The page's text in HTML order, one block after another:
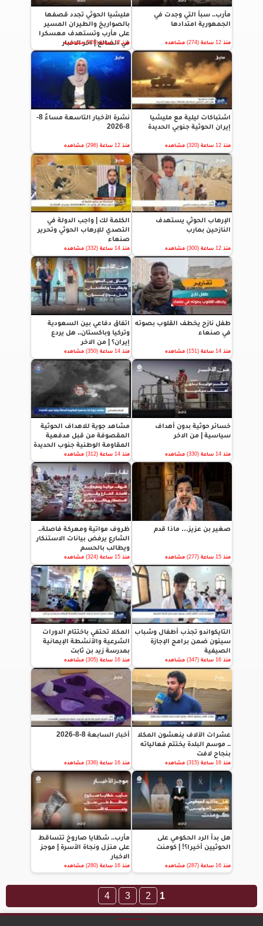
مأرب.. سبأ التي وجدت في
الجمهورية امتدادها
منذ 12 ساعة (274) مشاهده
مليشيا الحوثي تجدد قصفها
بالصواريخ والطيران المسير
على مأرب وتستهدف معسكرا
في الضالع | اخر الاخبار
منذ 12 ساعة (320) مشاهده
اشتباكات ليلية مع مليشيا
إيران الحوثية جنوبي الحديدة
منذ 12 ساعة (320) مشاهده
نشرة الأخبار التاسعة مساءً 8-
8-2026
منذ 12 ساعة (296) مشاهده
الإرهاب الحوثي يستهدف
النازحين بمارب
منذ 12 ساعة (300) مشاهده
الكلمة لك | واجب الدولة في
التصدي للإرهاب الحوثي وتحرير
صنعاء
منذ 14 ساعة (332) مشاهده
طفل نازح يخطف القلوب بصوته
في صنعاء
منذ 14 ساعة (151) مشاهده
اتفاق دفاعي بين السعودية
وتركيا وباكستان.. هل يردع
إيران؟ | من الاخر
منذ 14 ساعة (350) مشاهده
خسائر حوثية بدون أهداف
سياسية | من الاخر
منذ 14 ساعة (330) مشاهده
مشاهد جوية للاهداف الحوثية
المقصوفة من قبل مدفعية
المقاومة الوطنية جنوب الحديدة
منذ 14 ساعة (312) مشاهده
صغير بن عزيز… ماذا قدم
منذ 15 ساعة (277) مشاهده
ظروف مواتية ومعركة فاصلة..
الشارع يرفض بيانات الاستنكار
ويطالب بالحسم
منذ 15 ساعة (324) مشاهده
التايكواندو تجذب أطفال وشباب
سيئون ضمن برامج الإجازة
الصيفية
منذ 16 ساعة (347) مشاهده
المكلا تحتفي باختتام الدورات
الشرعية والأنشطة الإيمانية
بمدرسة زيد بن ثابت
منذ 16 ساعة (305) مشاهده
عشرات الآلاف ينعشون المكلا
.. موسم البلدة يختتم فعالياته
بنجاح لافت
منذ 16 ساعة (315) مشاهده
أخبار السابعة 8-8-2026
منذ 16 ساعة (336) مشاهده
هل بدأ الرد الحكومي على
الحوثيين أخيرا؟! | كومنت
منذ 16 ساعة (287) مشاهده
مأرب.. شظايا صاروخ تتساقط
على منزل ونجاة الأسرة | موجز
الاخبار
منذ 16 ساعة (280) مشاهده
1
2
3
4